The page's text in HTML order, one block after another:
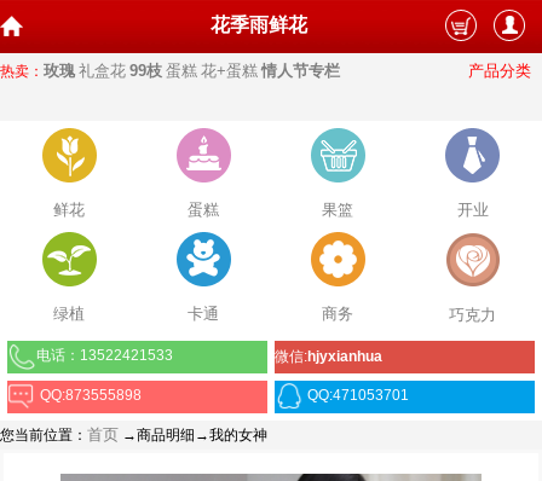
花季雨鲜花
热卖： 玫瑰 礼盒花 99枝 蛋糕 花+蛋糕 情人节专栏 产品分类
鲜花 蛋糕 果篮 开业
绿植 卡通 商务 巧克力
电话：13522421533 微信:hjyxianhua
QQ:873555898 QQ:471053701
您当前位置： 首页 →商品明细→我的女神